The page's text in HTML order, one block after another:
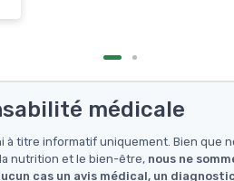
médicale
titre informatif uniquement. Bien que
nutrition et le bien-être, nous ne
cas un avis médical, un